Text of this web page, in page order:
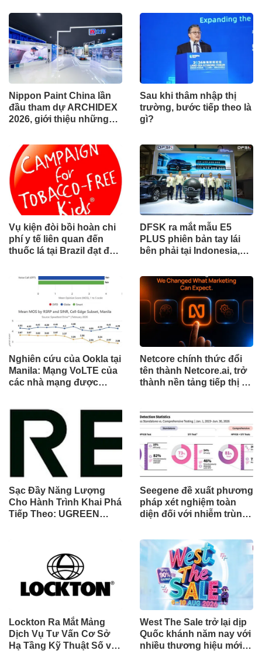
vực
Nippon Paint China lần
đầu tham dự ARCHIDEX
2026, giới thiệu những
công nghiệp
Sau khi thâm nhập thị
trường, bước tiếp theo là
gì?
Vụ kiện đòi bồi hoàn chi
phí y tế liên quan đến
thuốc lá tại Brazil đạt đến
tòa án chuẩn bị ra phán
DFSK ra mắt mẫu E5
PLUS phiên bản tay lái
bên phải tại Indonesia,
trong hành trình mở rộng
toàn cầu
Nghiên cứu của Ookla tại
Manila: Mạng VoLTE của
các nhà mạng được
về chất lượng và độ tin
cậy của cuộc gọi thoại
Netcore chính thức đổi
tên thành Netcore.ai, trở
thành nền tảng tiếp thị tự
trưởng khách hàng
Sạc Đầy Năng Lượng
Cho Hành Trình Khai Phá
Tiếp Theo: UGREEN
Seegene đề xuất phương
pháp xét nghiệm toàn
diện đối với nhiễm trùng
qua Nghiên cứu lâm
sàng một triệu ca toàn
cầu (GMCS)
Lockton Ra Mắt Mảng
Dịch Vụ Tư Vấn Cơ Sở
Hạ Tầng Kỹ Thuật Số và
West The Sale trở lại dịp
Quốc khánh năm nay với
nhiều thương hiệu mới,